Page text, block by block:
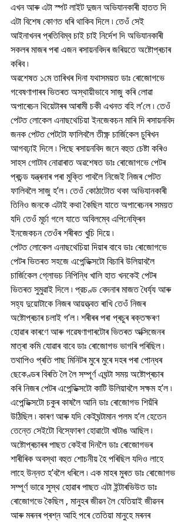
এখন আৰু এটা স্পট লাইট দুজন অভিযানকাৰী হাতত দি
এটা বিশেষ কোণত ধৰি থাকিব দিলে ৷ তেওঁ সেই
আইনাখনৰ প্ৰতিবিম্ব চাই চাই নিৰ্দেশ দি অভিযানকাৰী
সকলৰ মাজৰ পৰা এজন ৰসায়নবিদৰ জৰিয়তে অষ্টোপ্ৰচাৰ
কৰিব ৷
অৱশেষত ১মে তাৰিখৰ দিনা যথাসময়ত ডাঃ ৰোজোগভে
গবেষণাগাৰৰ ভিতৰত অস্থায়ীভাবে সাজু কৰি লোৱা
অপাৰেচন থিয়েটাৰৰ আৰামী চকী এখনত বহি ল’লে ৷ তেওঁ
পেটত লোকেল এনাছথেচিয়া ইনজেকচন মাৰি দি ৰসায়নবিদ
জনক পেটত পেটটো ফালিবলৈ তীক্ষ্ণ চাৰ্জিকেল চুৰিখন
আগবঢ়াই দিলে ৷ পিছে ৰসায়নবিদ জনে বহুত চেষ্টা কৰিও
সাহস গোটাব নোৱাৰাত অৱশেষত ডাঃ ৰোজোগভে পেটৰ
প্ৰচন্ড যন্ত্ৰনাৰ পৰা মুক্তি পাবলৈ নিজেই নিজৰ পেটত
ফালিবলৈ সাজু হ’ল ৷ তেওঁ কোঠাটোত থকা অভিযানকাৰী
তিনিও জনকে এটাই কথা কৈছিল যাতে অপাৰেচনৰ সময়ত
যদি তেওঁ মূৰ্চা গলে যাতে অবিলম্বে এপিনেফ্ৰিন
ইনজেকচন তেওঁৰ শৰীৰত খুচি দিয়ে ৷
পেটত লোকেল এনাছথেচিয়া দিয়াৰ বাবে ডাঃ ৰোজোগভে
পেটৰ ভিতৰত সহজে এপেন্ডিক্সটো বিচাৰি উলিয়াবলৈ
চাৰ্জিকেল গ্লোভচ নিপিন্ধি খালি হাত খনকেই পেটৰ
ভিতৰত সুমুৱাই দিলে ৷ প্রচণ্ড বেদনাৰ মাজত ধৈৰ্য্য আৰু
সহ্য দুয়োটাকে নিজৰ আয়ত্ত্বত ৰাখি তেওঁ নিজৰ
অষ্টোপ্ৰচাৰ চলাই গ’ল ৷ শৰীৰৰ পৰা প্ৰচুৰ ৰক্তক্ষৰণ
হোৱাৰ কাৰণে আৰু গৱেষণাগাৰটোৰ ভিতৰত অক্সিজেনৰ
মাত্ৰা কমি যোৱাৰ বাবে ডাঃ ৰোজোগভ ভাগৰি পৰিছিল ৷
তথাপিও প্ৰতি পাছ মিনিটৰ মুৰে মুৰে দহৰ পৰা পোন্ধৰ
ছেকেণ্ডৰ বিৰতি লৈ লৈ সম্পূৰ্ণ এঘন্টা সময় অষ্টোপ্ৰচাৰ
কৰি নিজৰ পেটৰ এপেন্ডিক্সটো কাটি উলিয়াবলৈ সক্ষম হ’ল ৷
এপেন্ডিক্সটো চকুৰ কাষলৈ আনি ডাঃ ৰোজোগভ শিয়ঁৰি
উঠিছিল ৷ কাৰণ আৰু যদি কেইঘন্টামান পলম হ’ল হেতেন
তেন্তে সেইটো বিস্ফোৰণ হোৱাটো খাটাঙ আছিল ৷
অষ্টোপ্ৰচাৰৰ পাছত কেইবা দিনলৈ ডাঃ ৰোজোগভৰ
শাৰীৰিক অবস্থা বহুত শোচনীয় হৈ পৰিছিল যদিও লাহে
লাহে উন্নত হ’বলৈ ধৰিলে ৷ এক মাহৰ মুৰত ডাঃ ৰোজোগভ
সম্পূৰ্ণ ভাৱে সুস্থ হোৱাৰ পাছত এটা ইন্টাৰভিউত ডাঃ
ৰোজোগভে কৈছিল , মানুহৰ জীৱন লৈ যেতিয়াই জীৱনৰ
আৰু মৰনৰ প্ৰশ্ন আহি পৰে তেতিয়া মানুহে মৰনৰ